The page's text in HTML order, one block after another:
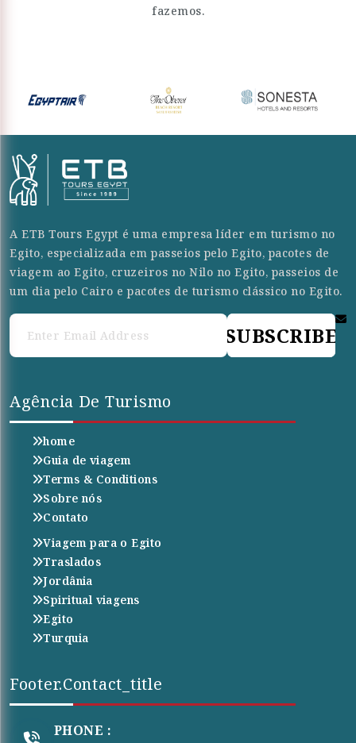
fazemos.
A ETB Tours Egypt é uma empresa líder em turismo no
Egito, especializada em passeios pelo Egito, pacotes de
viagem ao Egito, cruzeiros no Nilo no Egito, passeios de
um dia pelo Cairo e pacotes de turismo clássico no Egito.
SUBSCRIBE
Agência De Turismo
home
Guia de viagem
Terms & Conditions
Sobre nós
Contato
Viagem para o Egito
Traslados
Jordânia
Spiritual viagens
Egito
Turquia
Footer.contact_title
PHONE :